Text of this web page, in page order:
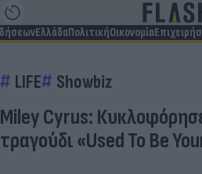
ΕλλάδαΠολιτικήΟικονομία
LIFE Showbiz
Miley Cyrus:
τραγούδι «Used To Be